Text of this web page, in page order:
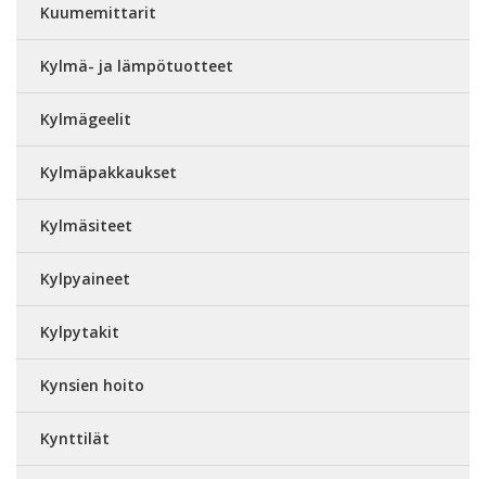
Kuumemittarit
Kylmä- ja lämpötuotteet
Kylmägeelit
Kylmäpakkaukset
Kylmäsiteet
Kylpyaineet
Kylpytakit
Kynsien hoito
Kynttilät